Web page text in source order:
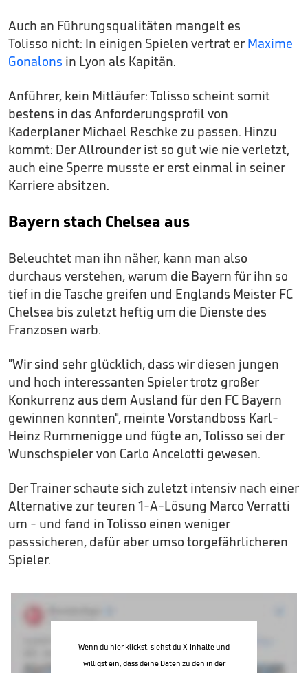
Auch an Führungsqualitäten mangelt es
Tolisso nicht: In einigen Spielen vertrat er Maxime
Gonalons in Lyon als Kapitän.
Anführer, kein Mitläufer: Tolisso scheint somit
bestens in das Anforderungsprofil von
Kaderplaner Michael Reschke zu passen. Hinzu
kommt: Der Allrounder ist so gut wie nie verletzt,
auch eine Sperre musste er erst einmal in seiner
Karriere absitzen.
Bayern stach Chelsea aus
Beleuchtet man ihn näher, kann man also
durchaus verstehen, warum die Bayern für ihn so
tief in die Tasche greifen und Englands Meister FC
Chelsea bis zuletzt heftig um die Dienste des
Franzosen warb.
"Wir sind sehr glücklich, dass wir diesen jungen
und hoch interessanten Spieler trotz großer
Konkurrenz aus dem Ausland für den FC Bayern
gewinnen konnten", meinte Vorstandboss Karl-
Heinz Rummenigge und fügte an, Tolisso sei der
Wunschspieler von Carlo Ancelotti gewesen.
Der Trainer schaute sich zuletzt intensiv nach einer
Alternative zur teuren 1-A-Lösung Marco Verratti
um - und fand in Tolisso einen weniger
passsicheren, dafür aber umso torgefährlicheren
Spieler.
Wenn du hier klickst, siehst du X-Inhalte und
willigst ein, dass deine Daten zu den in der